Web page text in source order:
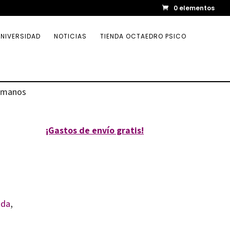
0 elementos
NOTICIAS TIENDA OCTAEDRO PSICO
,
¡Gastos de envío gratis!